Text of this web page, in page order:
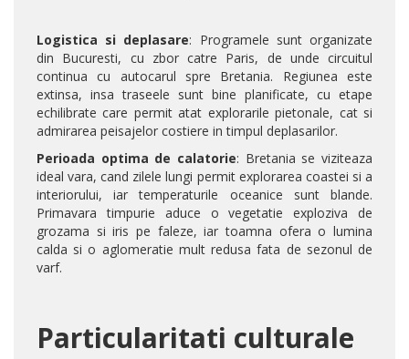
Logistica si deplasare: Programele sunt organizate
din Bucuresti, cu zbor catre Paris, de unde circuitul
continua cu autocarul spre Bretania. Regiunea este
extinsa, insa traseele sunt bine planificate, cu etape
echilibrate care permit atat explorarile pietonale, cat si
admirarea peisajelor costiere in timpul deplasarilor.
Perioada optima de calatorie: Bretania se viziteaza
ideal vara, cand zilele lungi permit explorarea coastei si a
interiorului, iar temperaturile oceanice sunt blande.
Primavara timpurie aduce o vegetatie exploziva de
grozama si iris pe faleze, iar toamna ofera o lumina
calda si o aglomeratie mult redusa fata de sezonul de
varf.
Particularitati culturale